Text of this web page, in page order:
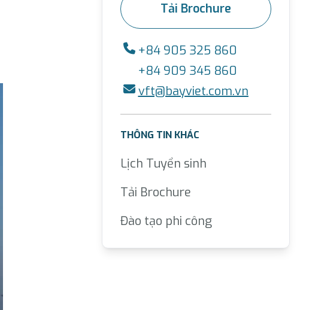
Tải Brochure
+84 905 325 860
+84 909 345 860
vft@bayviet.com.vn
THÔNG TIN KHÁC
Lịch Tuyển sinh
Tải Brochure
Đào tạo phi công